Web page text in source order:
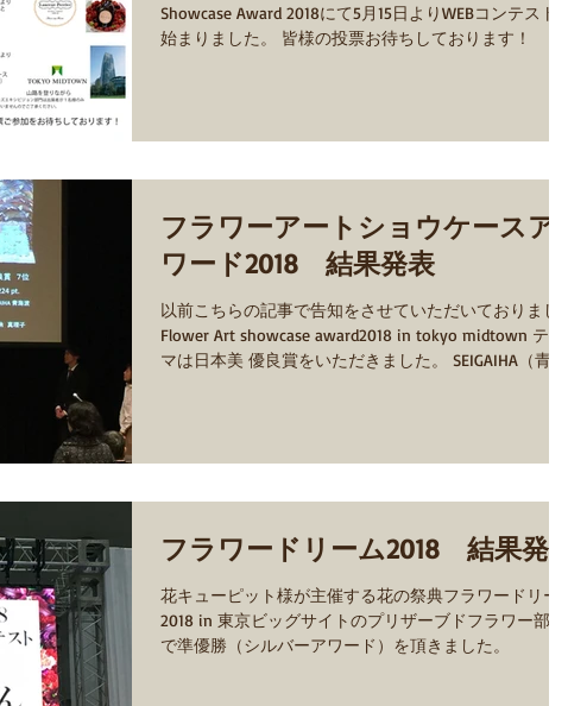
Showcase Award 2018にて5月15日よりWEBコンテストも
始まりました。 皆様の投票お待ちしております！
フラワーアートショウケースア
ワード2018 結果発表
以前こちらの記事で告知をさせていただいておりました
Flower Art showcase award2018 in tokyo midtown テー
マは日本美 優良賞をいただきました。 SEIGAIHA（青海
フラワードリーム2018 結果発表
花キューピット様が主催する花の祭典フラワードリーム
2018 in 東京ビッグサイトのプリザーブドフラワー部門
で準優勝（シルバーアワード）を頂きました。